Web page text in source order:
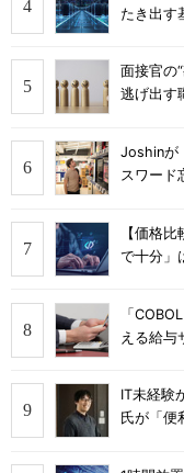
たき出す
面接官の
逃げ出す
Joshinが
スワード
【価格
で十分」
「
える給与
IT未経験
氏が「便